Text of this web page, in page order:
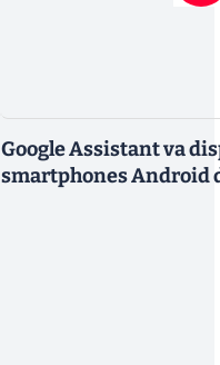
Google Assistant va
smartphones Android